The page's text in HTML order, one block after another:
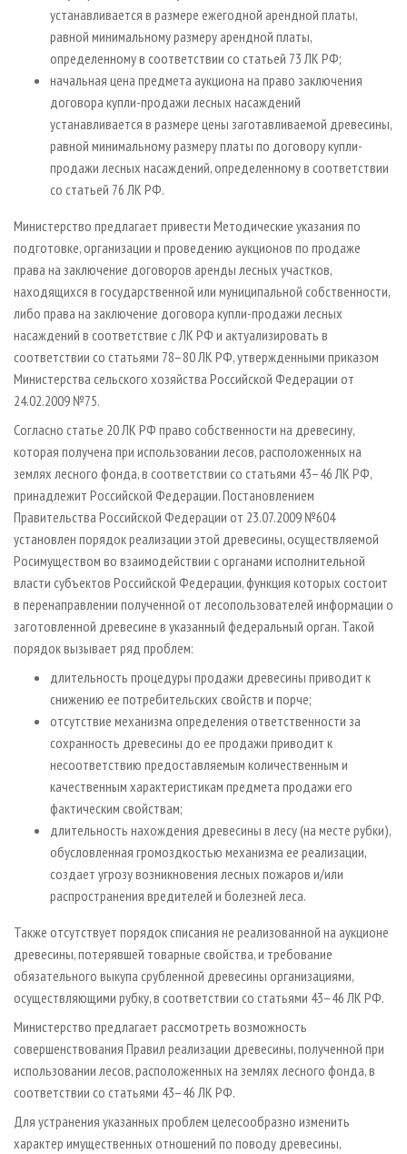
устанавливается в размере ежегодной арендной платы,
равной минимальному размеру арендной платы,
определенному в соответствии со статьей 73 ЛК РФ;
начальная цена предмета аукциона на право заключения
договора купли-продажи лесных насаждений
устанавливается в размере цены заготавливаемой древесины,
равной минимальному размеру платы по договору купли-
продажи лесных насаждений, определенному в соответствии
со статьей 76 ЛК РФ.
Министерство предлагает привести Методические указания по
подготовке, организации и проведению аукционов по продаже
права на заключение договоров аренды лесных участков,
находящихся в государственной или муниципальной собственности,
либо права на заключение договора купли-продажи лесных
насаждений в соответствие с ЛК РФ и актуализировать в
соответствии со статьями 78–80 ЛК РФ, утвержденными приказом
Министерства сельского хозяйства Российской Федерации от
24.02.2009 №75.
Согласно статье 20 ЛК РФ право собственности на древесину,
которая получена при использовании лесов, расположенных на
землях лесного фонда, в соответствии со статьями 43–46 ЛК РФ,
принадлежит Российской Федерации. Постановлением
Правительства Российской Федерации от 23.07.2009 №604
установлен порядок реализации этой древесины, осуществляемой
Росимуществом во взаимодействии с органами исполнительной
власти субъектов Российской Федерации, функция которых состоит
в перенаправлении полученной от лесопользователей информации о
заготовленной древесине в указанный федеральный орган. Такой
порядок вызывает ряд проблем:
длительность процедуры продажи древесины приводит к
снижению ее потребительских свойств и порче;
отсутствие механизма определения ответственности за
сохранность древесины до ее продажи приводит к
несоответствию предоставляемым количественным и
качественным характеристикам предмета продажи его
фактическим свойствам;
длительность нахождения древесины в лесу (на месте рубки),
обусловленная громоздкостью механизма ее реализации,
создает угрозу возникновения лесных пожаров и/или
распространения вредителей и болезней леса.
Также отсутствует порядок списания не реализованной на аукционе
древесины, потерявшей товарные свойства, и требование
обязательного выкупа срубленной древесины организациями,
осуществляющими рубку, в соответствии со статьями 43–46 ЛК РФ.
Министерство предлагает рассмотреть возможность
совершенствования Правил реализации древесины, полученной при
использовании лесов, расположенных на землях лесного фонда, в
соответствии со статьями 43–46 ЛК РФ.
Для устранения указанных проблем целесообразно изменить
характер имущественных отношений по поводу древесины,